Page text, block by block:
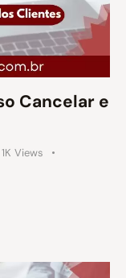
Cancelar e
1K Views